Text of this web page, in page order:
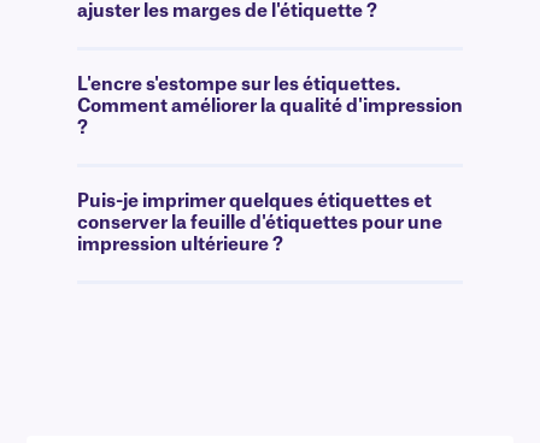
ajuster les marges de l'étiquette ?
L'encre s'estompe sur les étiquettes.
Comment améliorer la qualité d'impression
?
Puis-je imprimer quelques étiquettes et
conserver la feuille d'étiquettes pour une
impression ultérieure ?